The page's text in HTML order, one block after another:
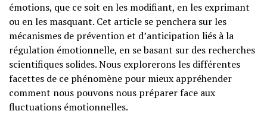
émotions, que ce soit en les modifiant, en les exprimant
ou en les masquant. Cet article se penchera sur les
mécanismes de prévention et d’anticipation liés à la
régulation émotionnelle, en se basant sur des recherches
scientifiques solides. Nous explorerons les différentes
facettes de ce phénomène pour mieux appréhender
comment nous pouvons nous préparer face aux
fluctuations émotionnelles.